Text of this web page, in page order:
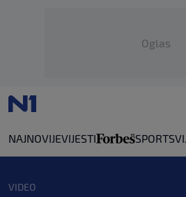
Oglas
NAJNOVIJEVIJESTI SPORT
VIDEO